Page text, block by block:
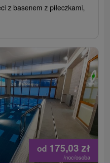
z basenem z piłeczkami,
od 175,03 zł
/noc/osoba